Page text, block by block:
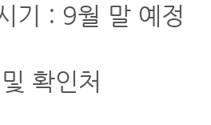
기 : 9월 말 예정
확인처